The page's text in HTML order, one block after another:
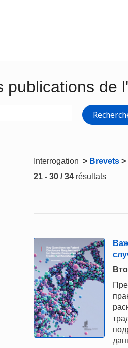
publications de
Interrogation > Brevets >
21 - 30 / 34 résultats